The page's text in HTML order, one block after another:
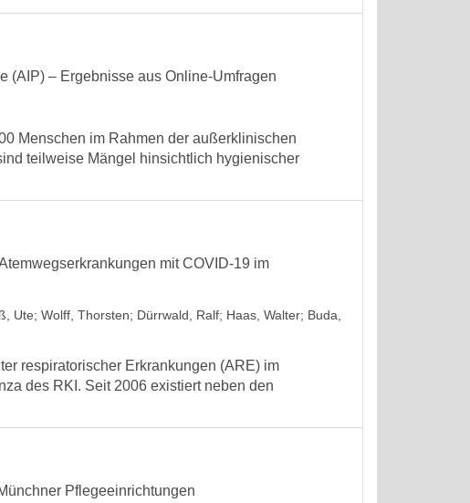
(AIP) – Ergebnisse aus Online-Umfragen
Menschen im Rahmen der außerklinischen
teilweise Mängel hinsichtlich hygienischer
mit COVID-19 im
Ute; Wolff, Thorsten; Dürrwald, Ralf; Haas, Walter; Buda,
respiratorischer Erkrankungen (ARE) im
des RKI. Seit 2006 existiert neben den
Pflegeeinrichtungen